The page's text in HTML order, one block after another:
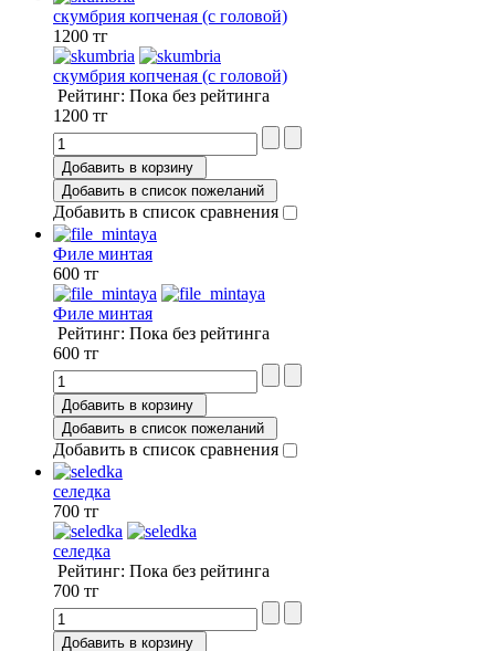
скумбрия копченая (с головой)
1200 тг
скумбрия копченая (с головой)
Рейтинг: Пока без рейтинга
1200 тг
Добавить в корзину
Добавить в список пожеланий
Добавить в список сравнения
Филе минтая
600 тг
Филе минтая
Рейтинг: Пока без рейтинга
600 тг
Добавить в корзину
Добавить в список пожеланий
Добавить в список сравнения
селедка
700 тг
селедка
Рейтинг: Пока без рейтинга
700 тг
Добавить в корзину